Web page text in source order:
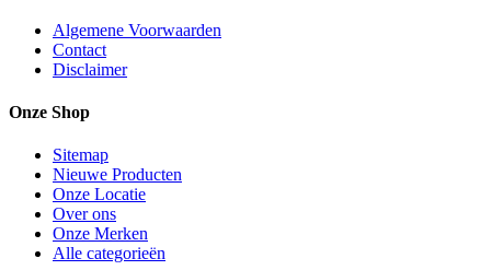
Algemene Voorwaarden
Contact
Disclaimer
Onze Shop
Sitemap
Nieuwe Producten
Onze Locatie
Over ons
Onze Merken
Alle categorieën